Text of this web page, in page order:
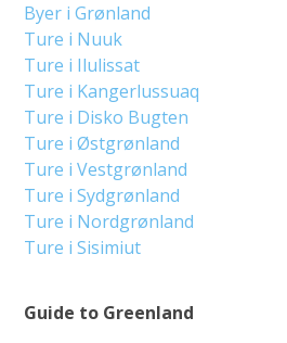
Guide to Greenland
Byer i Grønland
Ture i Nuuk
Ture i Ilulissat
Ture i Kangerlussuaq
Ture i Disko Bugten
Ture i Østgrønland
Ture i Vestgrønland
Ture i Sydgrønland
Ture i Nordgrønland
Ture i Sisimiut